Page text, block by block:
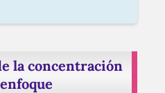
la concentración